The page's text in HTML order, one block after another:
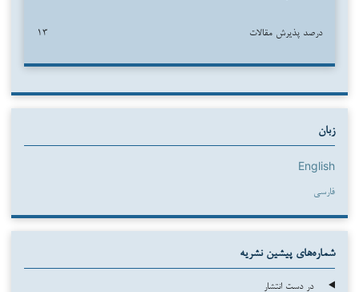
درصد پذیرش مقالات ۱۳
زبان
English
فارسی
شماره‌های پیشین نشریه
در دست انتشار